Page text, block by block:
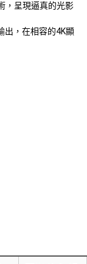
，呈現逼真的光影
出，在相容的4K顯